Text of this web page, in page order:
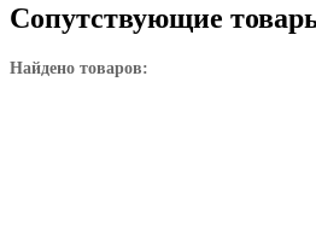
Сопутствующие
Найдено товаров: